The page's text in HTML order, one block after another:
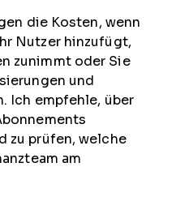
die Kosten, wenn
Nutzer hinzufügt,
zunimmt oder Sie
und
Ich empfehle, über
zu prüfen, welche
am